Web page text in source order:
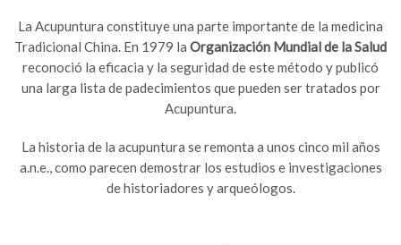
La Acupuntura constituye una parte importante de la medicina
Tradicional China. En 1979 la Organización Mundial de la Salud
reconoció la eficacia y la seguridad de este método y publicó
una larga lista de padecimientos que pueden ser tratados por
Acupuntura.
La historia de la acupuntura se remonta a unos cinco mil años
a.n.e., como parecen demostrar los estudios e investigaciones
de historiadores y arqueólogos.